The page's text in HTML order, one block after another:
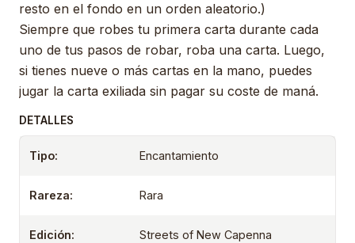
resto en el fondo en un orden aleatorio.)
Siempre que robes tu primera carta durante cada
uno de tus pasos de robar, roba una carta. Luego,
si tienes nueve o más cartas en la mano, puedes
jugar la carta exiliada sin pagar su coste de maná.
DETALLES
Tipo: Encantamiento
Rareza: Rara
Edición: Streets of New Capenna